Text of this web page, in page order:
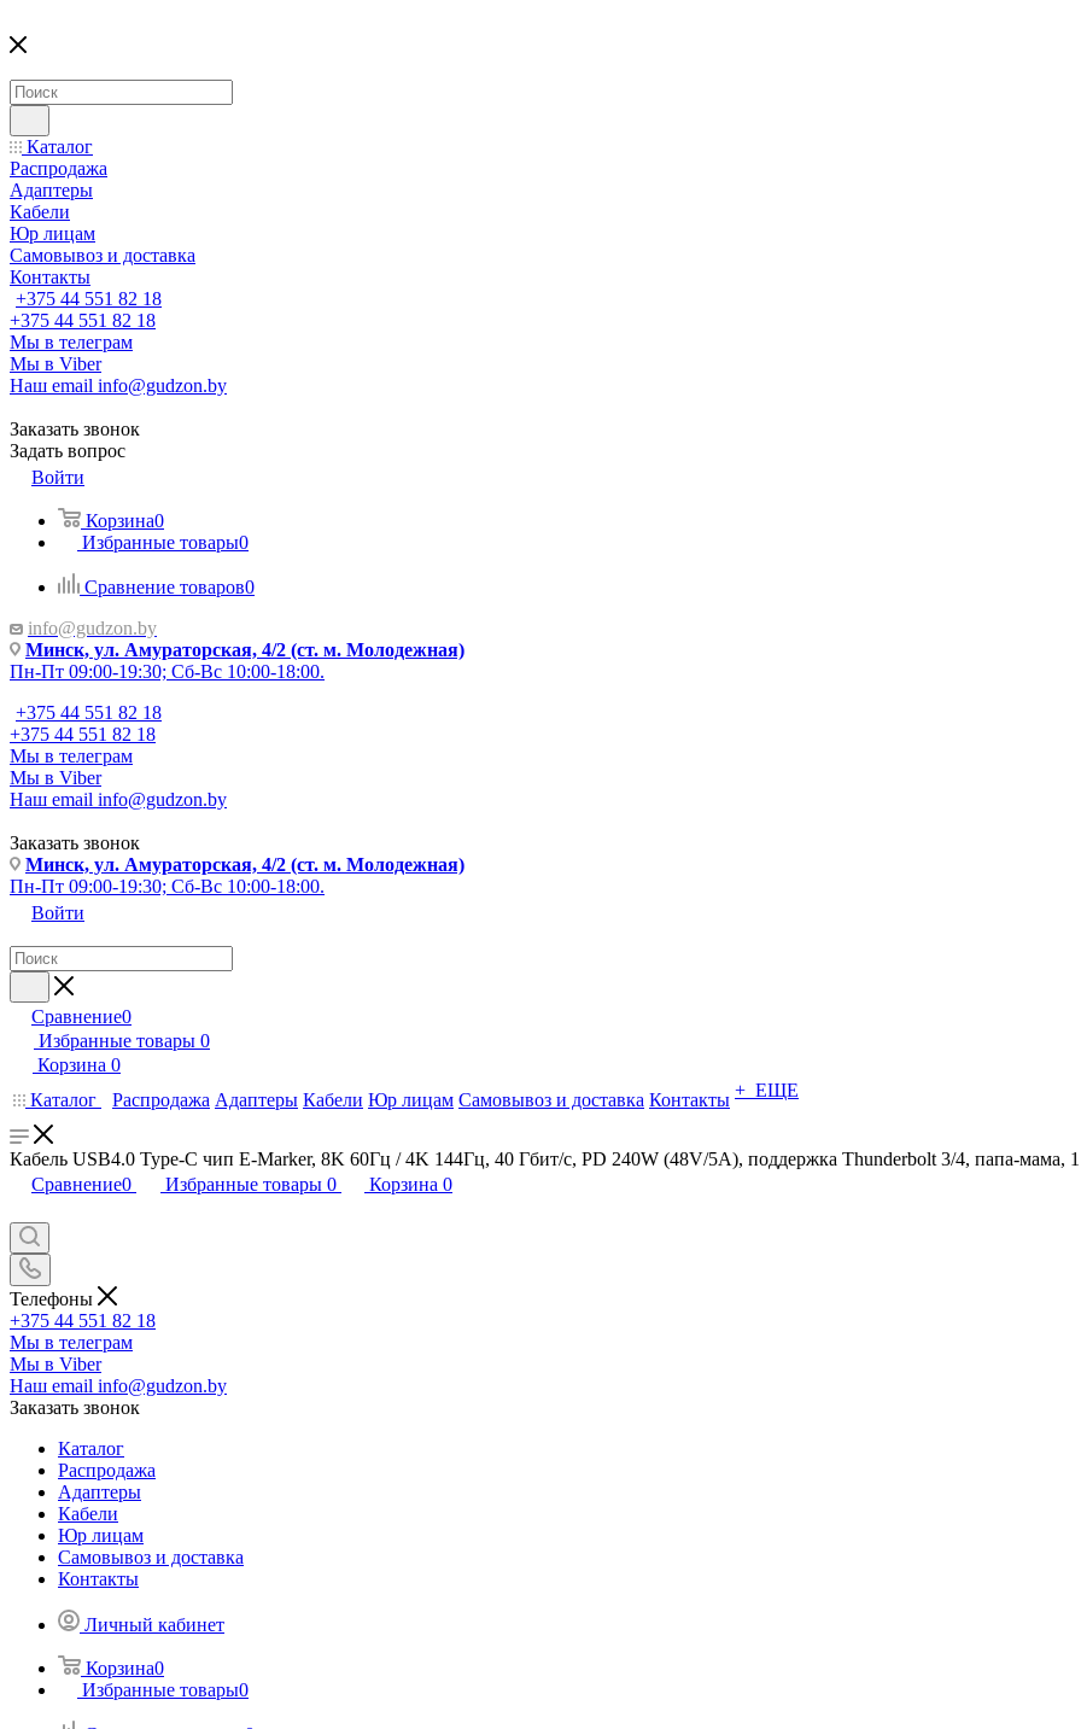
Каталог
Распродажа
Адаптеры
Кабели
Юр лицам
Самовывоз и доставка
Контакты
+375 44 551 82 18
+375 44 551 82 18
Мы в телеграм
Мы в Viber
Наш email info@gudzon.by
Заказать звонок
Задать вопрос
Войти
Корзина0
Избранные товары0
Сравнение товаров0
info@gudzon.by
Минск, ул. Амураторская, 4/2 (ст. м. Молодежная)
Пн-Пт 09:00-19:30; Сб-Вс 10:00-18:00.
+375 44 551 82 18
+375 44 551 82 18
Мы в телеграм
Мы в Viber
Наш email info@gudzon.by
Заказать звонок
Минск, ул. Амураторская, 4/2 (ст. м. Молодежная)
Пн-Пт 09:00-19:30; Сб-Вс 10:00-18:00.
Войти
Сравнение0
Избранные товары 0
Корзина 0
Каталог
Распродажа Адаптеры Кабели Юр лицам Самовывоз и доставка Контакты + ЕЩЕ
Кабель USB4.0 Type-C чип E-Marker, 8K 60Гц / 4K 144Гц, 40 Гбит/с, PD 240W (48V/5A), поддержка Thunderbolt 3/4, папа-мама,
Сравнение0 Избранные товары 0 Корзина 0
Телефоны
+375 44 551 82 18
Мы в телеграм
Мы в Viber
Наш email info@gudzon.by
Заказать звонок
Каталог
Распродажа
Адаптеры
Кабели
Юр лицам
Самовывоз и доставка
Контакты
Личный кабинет
Корзина0
Избранные товары0